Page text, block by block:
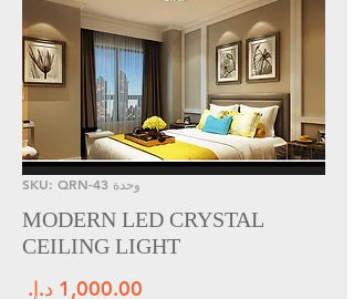
وحدة SKU: QRN-43
MODERN LED CRYSTAL
CEILING LIGHT